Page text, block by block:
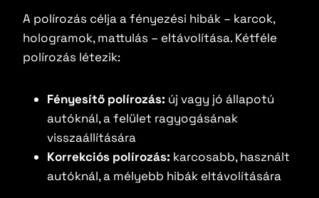
A polírozás célja a fényezési hibák – karcok,
hologramok, mattulás – eltávolítása. Kétféle
polírozás létezik:
Fényesítő polírozás: új vagy jó állapotú
autóknál, a felület ragyogásának
visszaállítására
Korrekciós polírozás: karcosabb, használt
autóknál, a mélyebb hibák eltávolítására